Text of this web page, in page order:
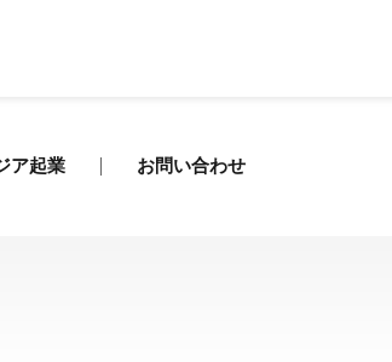
ア起業 お問い合わせ